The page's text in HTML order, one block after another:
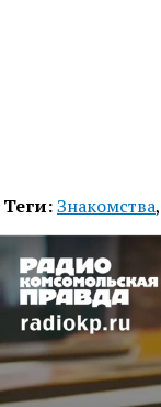
Теги:Знакомства,